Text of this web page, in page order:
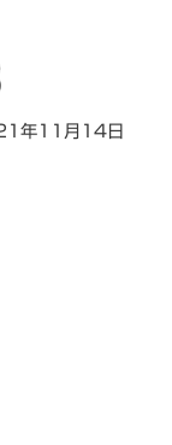
年11月14日